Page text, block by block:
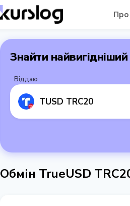
Про
Знайти найвигідніший
Віддаю
TUSD TRC20
Обмін TrueUSD